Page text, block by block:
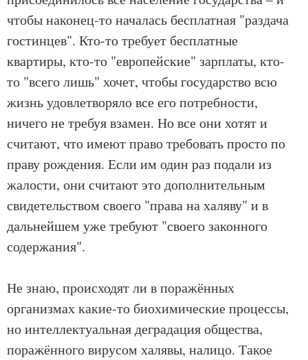
чтобы наконец-то началась бесплатная "раздача
гостинцев". Кто-то требует бесплатные
квартиры, кто-то "европейские" зарплаты, кто-
то "всего лишь" хочет, чтобы государство всю
жизнь удовлетворяло все его потребности,
ничего не требуя взамен. Но все они хотят и
считают, что имеют право требовать просто по
праву рождения. Если им один раз подали из
жалости, они считают это дополнительным
свидетельством своего "права на халяву" и в
дальнейшем уже требуют "своего законного
содержания".
Не знаю, происходят ли в поражённых
организмах какие-то биохимические процессы,
но интеллектуальная деградация общества,
поражённого вирусом халявы, налицо. Такое